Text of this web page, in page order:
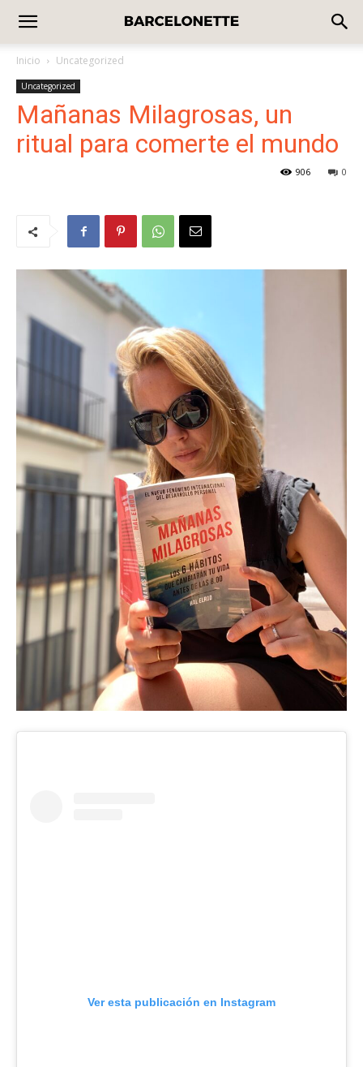
Inicio Uncategorized
Uncategorized
Mañanas Milagrosas, un
ritual para comerte el mundo
0
906
Ver esta publicación en Instagram